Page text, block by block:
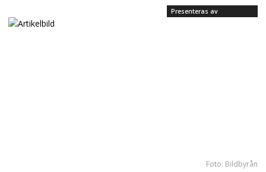
Presenteras av
Foto: Bildbyrån